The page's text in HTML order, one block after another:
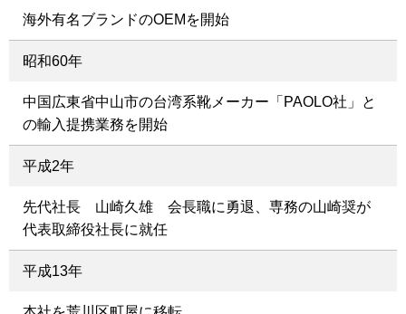
海外有名ブランドのOEMを開始
昭和60年
中国広東省中山市の台湾系靴メーカー「PAOLO社」と
の輸入提携業務を開始
平成2年
先代社長 山崎久雄 会長職に勇退、専務の山崎奨が
代表取締役社長に就任
平成13年